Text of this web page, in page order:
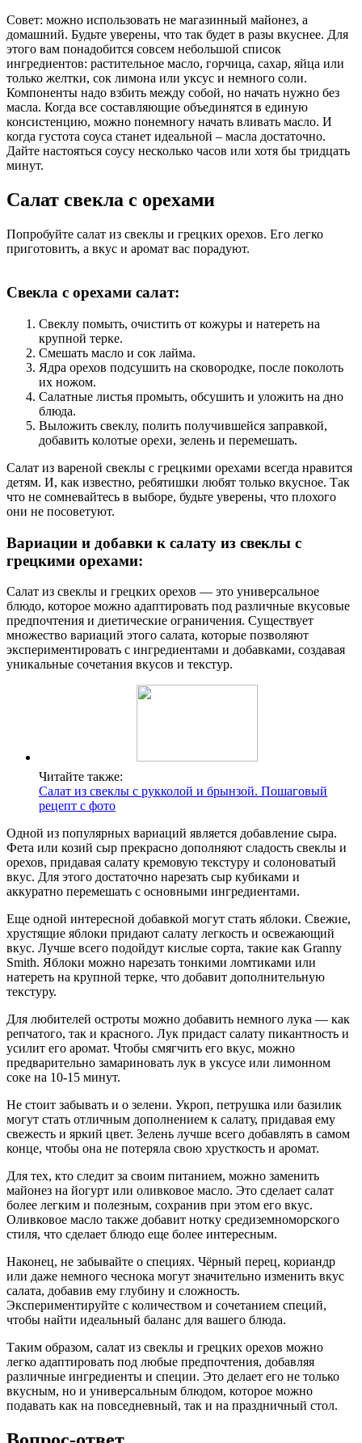
Совет: можно использовать не магазинный майонез, а
домашний. Будьте уверены, что так будет в разы вкуснее. Для
этого вам понадобится совсем небольшой список
ингредиентов: растительное масло, горчица, сахар, яйца или
только желтки, сок лимона или уксус и немного соли.
Компоненты надо взбить между собой, но начать нужно без
масла. Когда все составляющие объединятся в единую
консистенцию, можно понемногу начать вливать масло. И
когда густота соуса станет идеальной – масла достаточно.
Дайте настояться соусу несколько часов или хотя бы тридцать
минут.
Салат свекла с орехами
Попробуйте салат из свеклы и грецких орехов. Его легко
приготовить, а вкус и аромат вас порадуют.
Свекла с орехами салат:
Свеклу помыть, очистить от кожуры и натереть на
крупной терке.
Смешать масло и сок лайма.
Ядра орехов подсушить на сковородке, после поколоть
их ножом.
Салатные листья промыть, обсушить и уложить на дно
блюда.
Выложить свеклу, полить получившейся заправкой,
добавить колотые орехи, зелень и перемешать.
Салат из вареной свеклы с грецкими орехами всегда нравится
детям. И, как известно, ребятишки любят только вкусное. Так
что не сомневайтесь в выборе, будьте уверены, что плохого
они не посоветуют.
Вариации и добавки к салату из свеклы с
грецкими орехами:
Салат из свеклы и грецких орехов — это универсальное
блюдо, которое можно адаптировать под различные вкусовые
предпочтения и диетические ограничения. Существует
множество вариаций этого салата, которые позволяют
экспериментировать с ингредиентами и добавками, создавая
уникальные сочетания вкусов и текстур.
Читайте также:
Салат из свеклы с рукколой и брынзой. Пошаговый
рецепт с фото
Одной из популярных вариаций является добавление сыра.
Фета или козий сыр прекрасно дополняют сладость свеклы и
орехов, придавая салату кремовую текстуру и солоноватый
вкус. Для этого достаточно нарезать сыр кубиками и
аккуратно перемешать с основными ингредиентами.
Еще одной интересной добавкой могут стать яблоки. Свежие,
хрустящие яблоки придают салату легкость и освежающий
вкус. Лучше всего подойдут кислые сорта, такие как Granny
Smith. Яблоки можно нарезать тонкими ломтиками или
натереть на крупной терке, что добавит дополнительную
текстуру.
Для любителей остроты можно добавить немного лука — как
репчатого, так и красного. Лук придаст салату пикантность и
усилит его аромат. Чтобы смягчить его вкус, можно
предварительно замариновать лук в уксусе или лимонном
соке на 10-15 минут.
Не стоит забывать и о зелени. Укроп, петрушка или базилик
могут стать отличным дополнением к салату, придавая ему
свежесть и яркий цвет. Зелень лучше всего добавлять в самом
конце, чтобы она не потеряла свою хрусткость и аромат.
Для тех, кто следит за своим питанием, можно заменить
майонез на йогурт или оливковое масло. Это сделает салат
более легким и полезным, сохранив при этом его вкус.
Оливковое масло также добавит нотку средиземноморского
стиля, что сделает блюдо еще более интересным.
Наконец, не забывайте о специях. Чёрный перец, кориандр
или даже немного чеснока могут значительно изменить вкус
салата, добавив ему глубину и сложность.
Экспериментируйте с количеством и сочетанием специй,
чтобы найти идеальный баланс для вашего блюда.
Таким образом, салат из свеклы и грецких орехов можно
легко адаптировать под любые предпочтения, добавляя
различные ингредиенты и специи. Это делает его не только
вкусным, но и универсальным блюдом, которое можно
подавать как на повседневный, так и на праздничный стол.